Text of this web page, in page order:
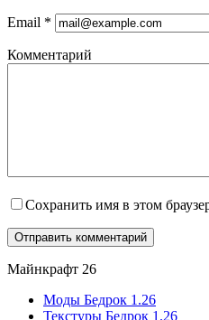
Email *
Комментарий
Сохранить имя в этом
Майнкрафт 26
Моды Бедрок 1.26
Текстуры Бедрок 1.26